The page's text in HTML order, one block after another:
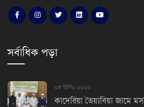
সর্বাধিক পড়া
০৩ আগu ২০২৬
কাদেরিয়া তৈয়্যবিয়া জামে